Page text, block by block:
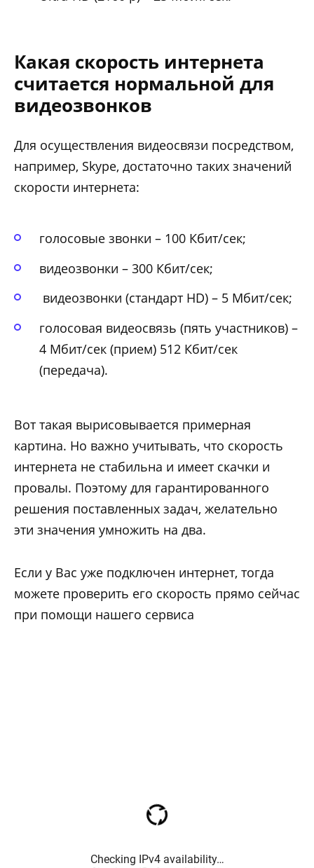
Какая скорость интернета
считается нормальной для
видеозвонков
Для осуществления видеосвязи посредством,
например, Skype, достаточно таких значений
скорости интернета:
голосовые звонки – 100 Кбит/сек;
видеозвонки – 300 Кбит/сек;
видеозвонки (стандарт HD) – 5 Мбит/сек;
голосовая видеосвязь (пять участников) –
4 Мбит/сек (прием) 512 Кбит/сек
(передача).
Вот такая вырисовывается примерная
картина. Но важно учитывать, что скорость
интернета не стабильна и имеет скачки и
провалы. Поэтому для гарантированного
решения поставленных задач, желательно
эти значения умножить на два.
Если у Вас уже подключен интернет, тогда
можете проверить его скорость прямо сейчас
при помощи нашего сервиса